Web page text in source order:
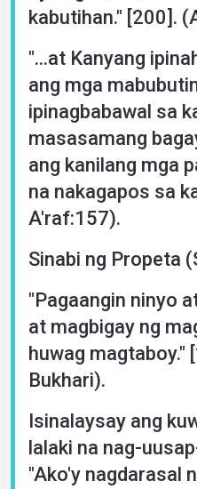
kabutihan." [200].
"...at Kanyang
ang mga
ipinagbabawal sa
masasamang
ang kanilang mga
na nakagapos sa
A'raf:157).
Sinabi ng Propeta
"Pagaangin ninyo
at magbigay ng
huwag magtaboy."
Bukhari).
Isinalaysay ang
lalaki na nag-
"Ako'y nagdarasal